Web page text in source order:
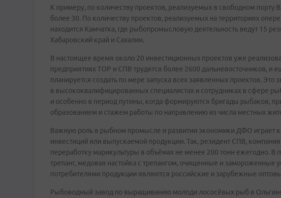
К примеру, по количеству проектов, реализуемых в свободном порту
более 30. По количеству проектов, реализуемых на территориях
находится Камчатка, где рыбопромысловую деятельность ведут 15
Хабаровский край и Сахалин.
В настоящее время около 20 инвестиционных проектов уже
предприятиях ТОР и СПВ трудятся более 2600 дальневосточников, и
планируется создать по мере запуска всех заявленных проектов. Это
в высококвалифицированных специалистах и сотрудниках в сфере
и особенно в период путины, когда формируются бригады рыбаков,
образованием и стажем работы по направлению из числа местных
Важную роль в рыбном промысле и развитии экономики ДФО играет
инвестиций или выпускаемой продукции. Так, резидент СПВ,
переработку марикультуры в объёмах не менее 200 тонн ежегодно.
трепанг, медовая настойка с трепангом, очищенные и замороженные
потребителями продукции являются российские и зарубежные
Рыбоводный завод по выращиванию молоди лососёвых рыб в